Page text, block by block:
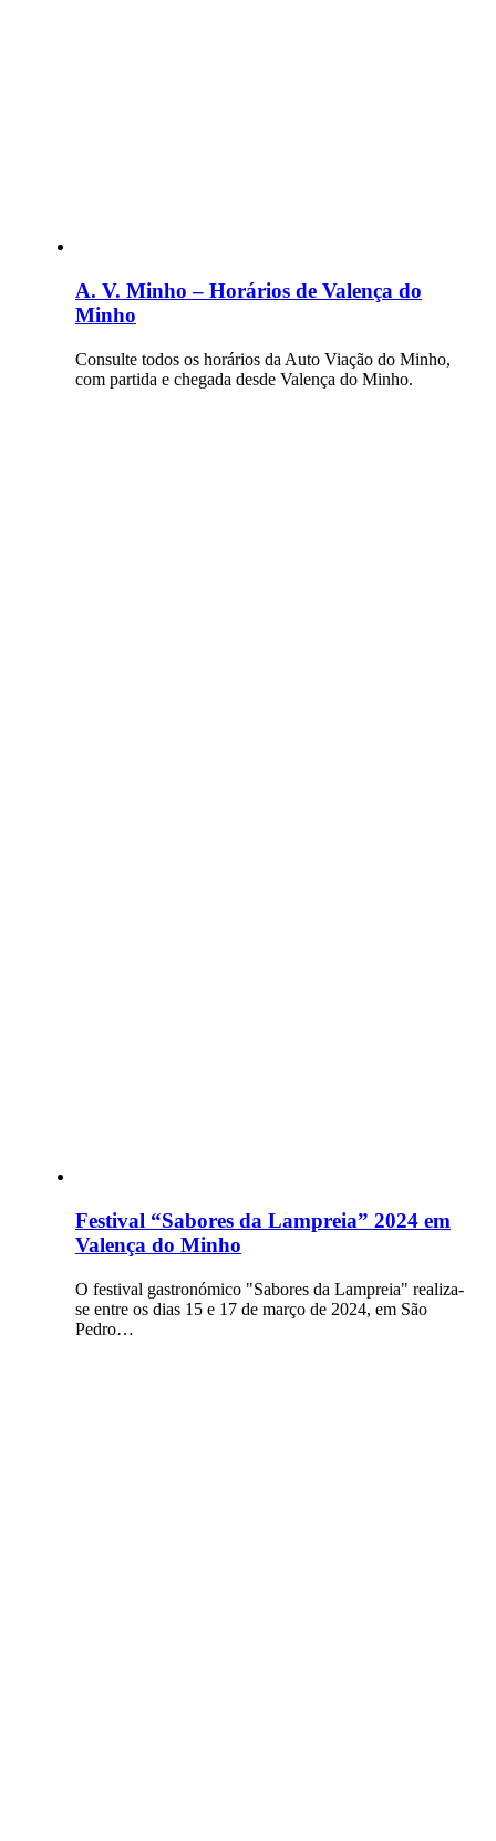
A. V. Minho – Horários de Valença do
Minho
Consulte todos os horários da Auto Viação do Minho,
com partida e chegada desde Valença do Minho.
Festival “Sabores da Lampreia” 2024 em
Valença do Minho
O festival gastronómico "Sabores da Lampreia" realiza-
se entre os dias 15 e 17 de março de 2024, em São
Pedro…